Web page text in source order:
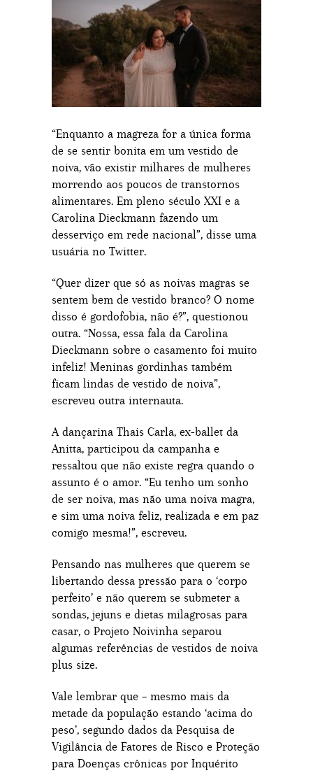
“Enquanto a magreza for a única forma
de se sentir bonita em um vestido de
noiva, vão existir milhares de mulheres
morrendo aos poucos de transtornos
alimentares. Em pleno século XXI e a
Carolina Dieckmann fazendo um
desserviço em rede nacional”, disse uma
usuária no Twitter.
“Quer dizer que só as noivas magras se
sentem bem de vestido branco? O nome
disso é gordofobia, não é?”, questionou
outra. “Nossa, essa fala da Carolina
Dieckmann sobre o casamento foi muito
infeliz! Meninas gordinhas também
ficam lindas de vestido de noiva”,
escreveu outra internauta.
A dançarina Thais Carla, ex-ballet da
Anitta, participou da campanha e
ressaltou que não existe regra quando o
assunto é o amor. “Eu tenho um sonho
de ser noiva, mas não uma noiva magra,
e sim uma noiva feliz, realizada e em paz
comigo mesma!”, escreveu.
Pensando nas mulheres que querem se
libertando dessa pressão para o ‘corpo
perfeito’ e não querem se submeter a
sondas, jejuns e dietas milagrosas para
casar, o Projeto Noivinha separou
algumas referências de vestidos de noiva
plus size.
Vale lembrar que – mesmo mais da
metade da população estando ‘acima do
peso’, segundo dados da Pesquisa de
Vigilância de Fatores de Risco e Proteção
para Doenças crônicas por Inquérito